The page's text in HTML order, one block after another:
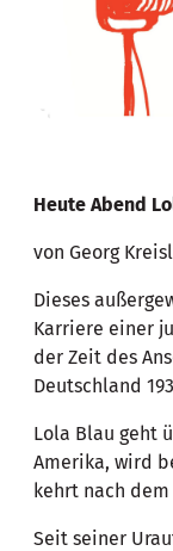
Heute Abend
von Georg
Dieses
Karriere einer
der Zeit des
Deutschland
Lola Blau geht
Amerika, wird
kehrt nach dem
Seit seiner